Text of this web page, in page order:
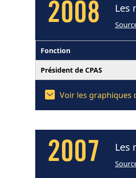
2008 Les
Fonction
Président de CPAS
Voir les graphiques
2007 Les